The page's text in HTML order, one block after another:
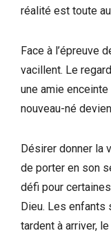
réalité est toute
Face à l’épreuve
vacillent. Le
une amie
nouveau-né
Désirer donner la
de porter en son
défi pour
Dieu. Les enfants
tardent à arriver,